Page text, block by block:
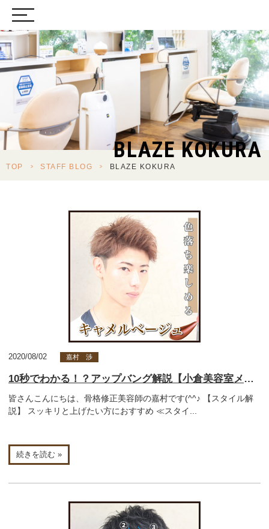
BLAZE KOKURA
TOP > STAFF BLOG > BLAZE KOKURA
2020/08/02 嘉村 渉
10秒でわかる！？アップバング解説【小倉美容室メンズ】
皆さんこんにちは、骨格修正美容師の嘉村です(^^♪ 【スタイル解
説】 スッキリと上げたい方におすすめ ≪スタイ...
続きを読む »